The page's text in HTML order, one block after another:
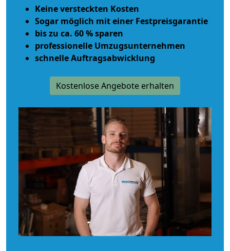
Keine versteckten Kosten
Sogar möglich mit einer Festpreisgarantie
bis zu ca. 60 % sparen
professionelle Umzugsunternehmen
schnelle Auftragsabwicklung
Kostenlose Angebote erhalten